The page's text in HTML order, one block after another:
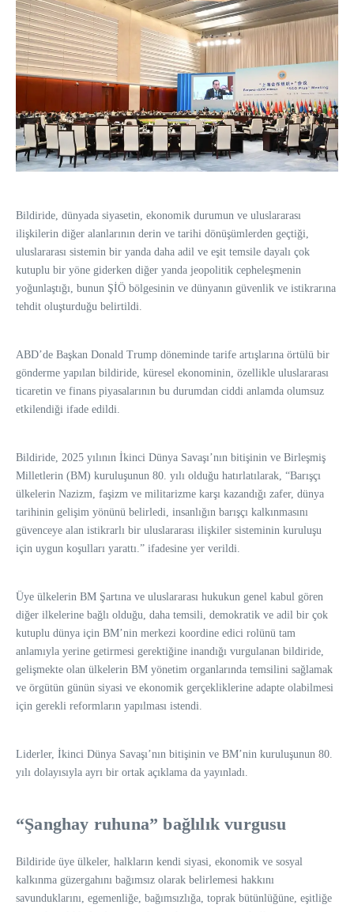
Bildiride, dünyada siyasetin, ekonomik durumun ve uluslararası
ilişkilerin diğer alanlarının derin ve tarihi dönüşümlerden geçtiği,
uluslararası sistemin bir yanda daha adil ve eşit temsile dayalı çok
kutuplu bir yöne giderken diğer yanda jeopolitik cepheleşmenin
yoğunlaştığı, bunun ŞİÖ bölgesinin ve dünyanın güvenlik ve istikrarına
tehdit oluşturduğu belirtildi.
ABD’de Başkan Donald Trump döneminde tarife artışlarına örtülü bir
gönderme yapılan bildiride, küresel ekonominin, özellikle uluslararası
ticaretin ve finans piyasalarının bu durumdan ciddi anlamda olumsuz
etkilendiği ifade edildi.
Bildiride, 2025 yılının İkinci Dünya Savaşı’nın bitişinin ve Birleşmiş
Milletlerin (BM) kuruluşunun 80. yılı olduğu hatırlatılarak, “Barışçı
ülkelerin Nazizm, faşizm ve militarizme karşı kazandığı zafer, dünya
tarihinin gelişim yönünü belirledi, insanlığın barışçı kalkınmasını
güvenceye alan istikrarlı bir uluslararası ilişkiler sisteminin kuruluşu
için uygun koşulları yarattı.” ifadesine yer verildi.
Üye ülkelerin BM Şartına ve uluslararası hukukun genel kabul gören
diğer ilkelerine bağlı olduğu, daha temsili, demokratik ve adil bir çok
kutuplu dünya için BM’nin merkezi koordine edici rolünü tam
anlamıyla yerine getirmesi gerektiğine inandığı vurgulanan bildiride,
gelişmekte olan ülkelerin BM yönetim organlarında temsilini sağlamak
ve örgütün günün siyasi ve ekonomik gerçekliklerine adapte olabilmesi
için gerekli reformların yapılması istendi.
Liderler, İkinci Dünya Savaşı’nın bitişinin ve BM’nin kuruluşunun 80.
yılı dolayısıyla ayrı bir ortak açıklama da yayınladı.
“Şanghay ruhuna” bağlılık vurgusu
Bildiride üye ülkeler, halkların kendi siyasi, ekonomik ve sosyal
kalkınma güzergahını bağımsız olarak belirlemesi hakkını
savunduklarını, egemenliğe, bağımsızlığa, toprak bütünlüğüne, eşitliğe